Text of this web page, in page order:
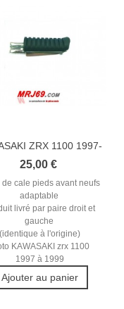
ZRX 1100 1997-
1999...
25,00 €
de cale pieds avant neufs
adaptable
livré par paire droit et
gauche
(identique à l'origine)
KAWASAKI zrx 1100
1997 à 1999
Ajouter au panier